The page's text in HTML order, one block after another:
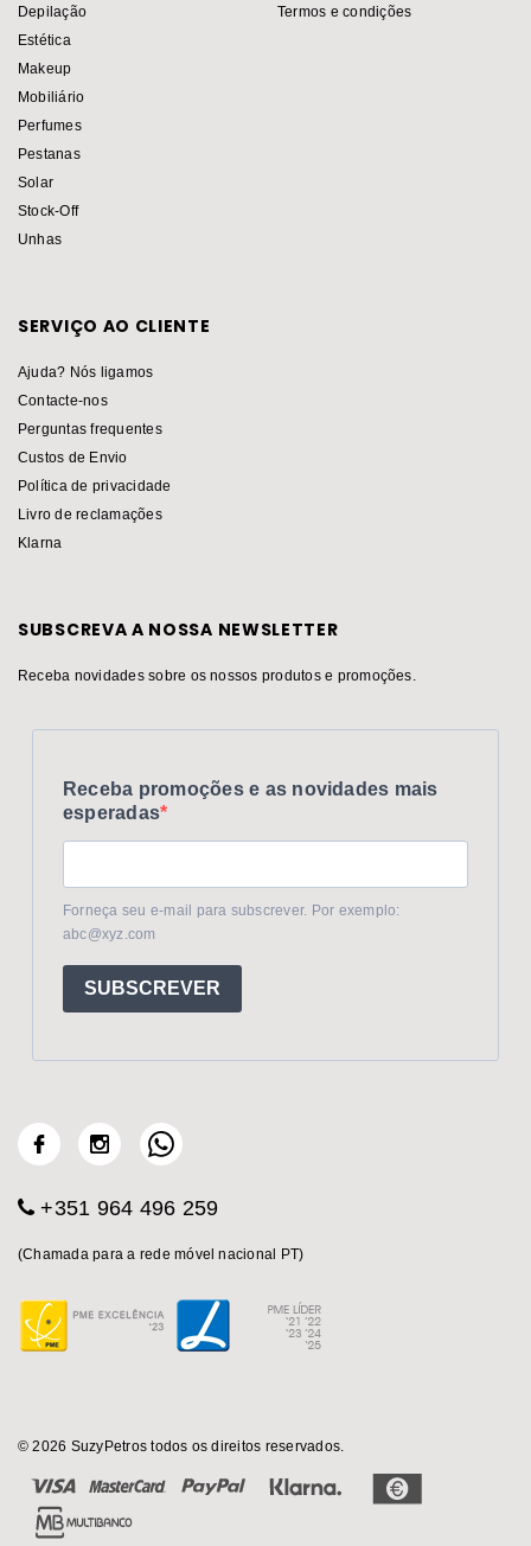
Depilação
Estética
Makeup
Mobiliário
Perfumes
Pestanas
Solar
Stock-Off
Unhas
Termos e condições
SERVIÇO AO CLIENTE
Ajuda? Nós ligamos
Contacte-nos
Perguntas frequentes
Custos de Envio
Política de privacidade
Livro de reclamações
Klarna
SUBSCREVA A NOSSA NEWSLETTER
Receba novidades sobre os nossos produtos e promoções.
Receba promoções e as novidades mais
esperadas
Forneça seu e-mail para subscrever. Por exemplo:
abc@xyz.com
SUBSCREVER
+351 964 496 259
(Chamada para a rede móvel nacional PT)
© 2026 SuzyPetros todos os direitos reservados.